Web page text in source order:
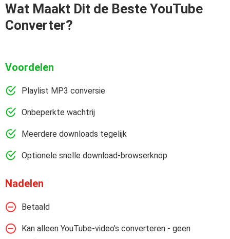
Wat Maakt Dit de Beste YouTube
Converter?
Voordelen
Playlist MP3 conversie
Onbeperkte wachtrij
Meerdere downloads tegelijk
Optionele snelle download-browserknop
Nadelen
Betaald
Kan alleen YouTube-video's converteren - geen